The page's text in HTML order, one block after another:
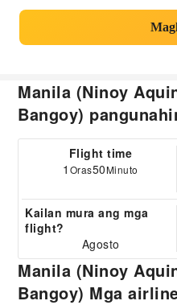
Manila (Ninoy
Bangoy)
Flight time
1 Oras50Minuto
Kailan mura ang mga
flight?
Agosto
Manila (Ninoy
Bangoy) Mga